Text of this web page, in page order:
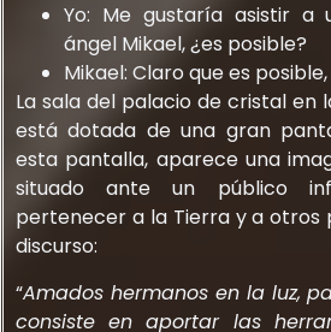
Yo: Me gustaría asistir a
ángel Mikael, ¿es posible?
Mikael: Claro que es
La sala del palacio de cristal en
está dotada de una gran
esta pantalla, aparece una
situado ante un público
pertenecer a la Tierra y a otros
discurso:
“Amados hermanos en la luz,
consiste en aportar las